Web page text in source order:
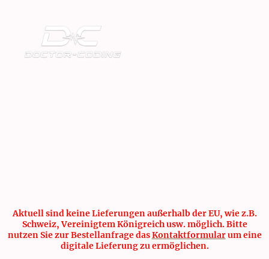
Aktuell sind keine Lieferungen außerhalb der EU, wie z.B.
Schweiz, Vereinigtem Königreich usw. möglich. Bitte
nutzen Sie zur Bestellanfrage dasKontaktformularum eine
digitale Lieferung zu ermöglichen.